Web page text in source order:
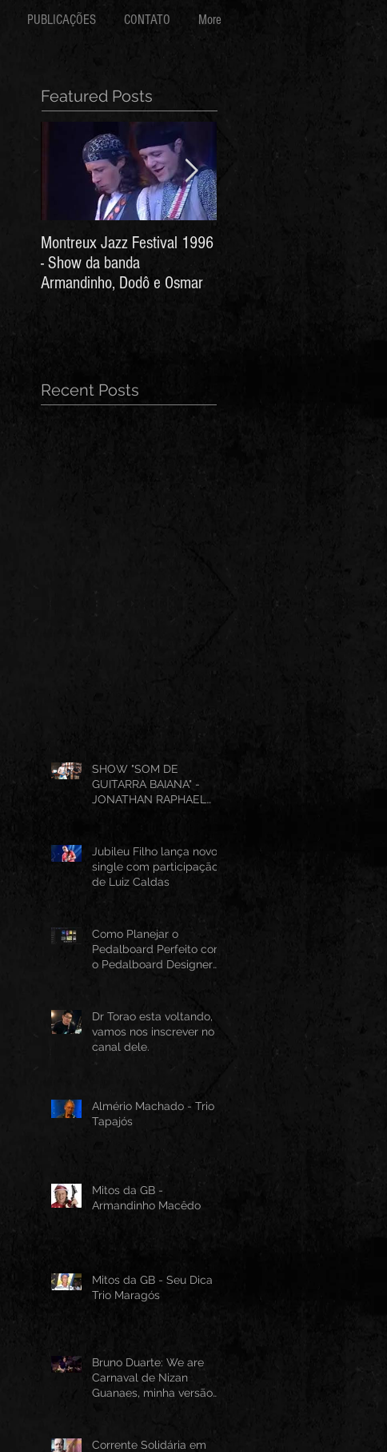
PUBLICAÇÕES CONTATO More
Featured Posts
Montreux Jazz Festival 1996
- Show da banda
Armandinho, Dodô e Osmar
Recent Posts
SHOW "SOM DE
GUITARRA BAIANA" -
JONATHAN RAPHAEL
Jubileu Filho lança novo
single com participação
de Luiz Caldas
Como Planejar o
Pedalboard Perfeito com
o Pedalboard Designer
Dr Torao esta voltando,
vamos nos inscrever no
canal dele.
Almério Machado - Trio
Tapajós
Mitos da GB -
Armandinho Macêdo
Mitos da GB - Seu Dica -
Trio Maragós
Bruno Duarte: We are
Carnaval de Nizan
Guanaes, minha versão
Corrente Solidária em